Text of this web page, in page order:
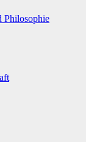
Philosophie